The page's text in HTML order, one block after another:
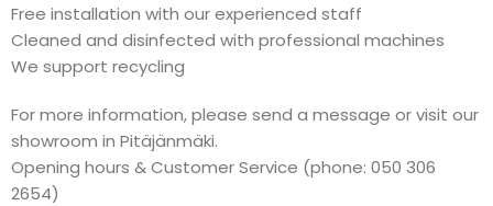
Free installation with our experienced staff
Cleaned and disinfected with professional machines
We support recycling
For more information, please send a message or visit our
showroom in Pitäjänmäki.
Opening hours & Customer Service (phone: 050 306
2654)